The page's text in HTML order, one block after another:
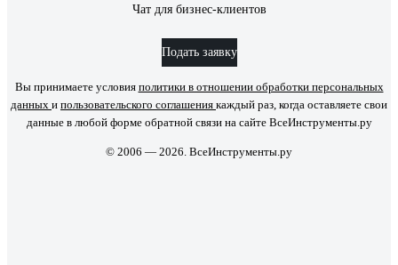
Чат для бизнес-клиентов
Подать заявку
Вы принимаете условия политики в отношении обработки персональных
данных и пользовательского соглашения каждый раз, когда оставляете свои
данные в любой форме обратной связи на сайте ВсеИнструменты.ру
© 2006 — 2026. ВсеИнструменты.ру